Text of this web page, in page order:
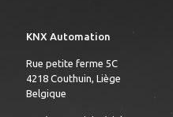
KNX Automation
Rue petite ferme 5C
4218 Couthuin, Liège
Belgique